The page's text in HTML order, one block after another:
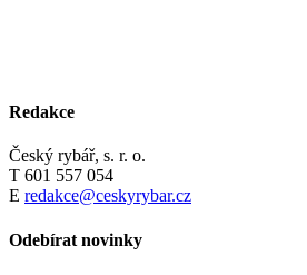
Redakce
Český rybář, s. r. o.
T 601 557 054
E redakce@ceskyrybar.cz
Odebírat novinky